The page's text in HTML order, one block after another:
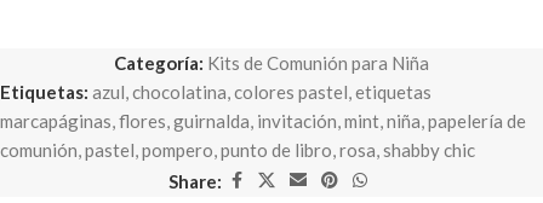
Categoría: Kits de Comunión para Niña
Etiquetas: azul,chocolatina,colores pastel,etiquetas
marcapáginas,flores,guirnalda, invitación,mint,niña,papelería de
comunión,pastel,pompero,punto de libro,rosa,shabby chic
Share: